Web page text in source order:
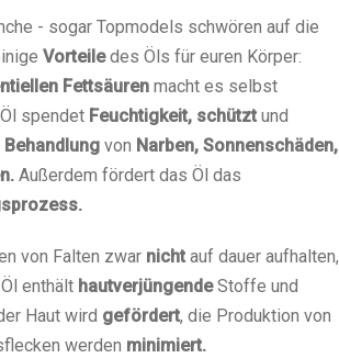
- sogar Topmodels schwören auf die
Vorteiledes Öls für euren Körper:
Fettsäuren macht es selbst
spendet Feuchtigkeit, schützt und
Behandlung von Narben, Sonnenschäden,
Außerdem fördert das Öl das
von Falten zwar nicht auf dauer aufhalten,
enthält hautverjüngendeStoffe und
Haut wird gefördert, die Produktion von
werden minimiert.